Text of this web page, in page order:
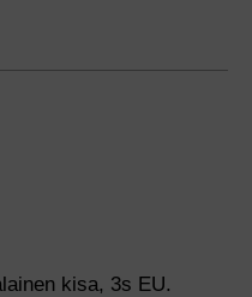
kisa, 3s EU.